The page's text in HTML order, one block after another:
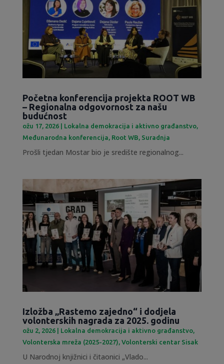
Početna konferencija projekta ROOT WB
– Regionalna odgovornost za našu
budućnost
ožu 17, 2026| Lokalna demokracija i aktivno građanstvo,
Međunarodna konferencija, Root WB, Suradnja
Prošli tjedan Mostar bio je središte regionalnog...
Izložba „Rastemo zajedno“ i dodjela
volonterskih nagrada za 2025. godinu
ožu 2, 2026| Lokalna demokracija i aktivno građanstvo,
Volonterska mreža (2025-2027), Volonterski centar Sisak
U Narodnoj knjižnici i čitaonici „Vlado...